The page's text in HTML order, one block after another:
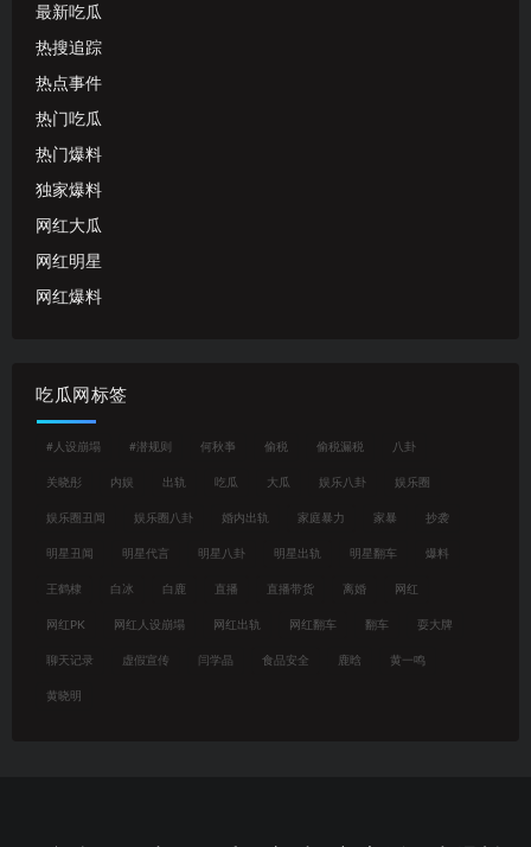
最新吃瓜
热搜追踪
热点事件
热门吃瓜
热门爆料
独家爆料
网红大瓜
网红明星
网红爆料
吃瓜网标签
#人设崩塌 #潜规则 何秋亊 偷税 偷税漏税 八卦
关晓彤 内娱 出轨 吃瓜 大瓜 娱乐八卦 娱乐圈
娱乐圈丑闻 娱乐圈八卦 婚内出轨 家庭暴力 家暴 抄袭
明星丑闻 明星代言 明星八卦 明星出轨 明星翻车 爆料
王鹤棣 白冰 白鹿 直播 直播带货 离婚 网红
网红PK 网红人设崩塌 网红出轨 网红翻车 翻车 耍大牌
聊天记录 虚假宣传 闫学晶 食品安全 鹿晗 黄一鸣
黄晓明